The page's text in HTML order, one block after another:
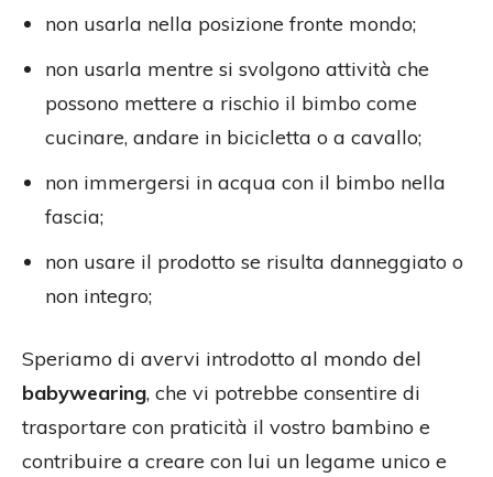
non usarla nella posizione fronte mondo;
non usarla mentre si svolgono attività che
possono mettere a rischio il bimbo come
cucinare, andare in bicicletta o a cavallo;
non immergersi in acqua con il bimbo nella
fascia;
non usare il prodotto se risulta danneggiato o
non integro;
Speriamo di avervi introdotto al mondo del
babywearing, che vi potrebbe consentire di
trasportare con praticità il vostro bambino e
contribuire a creare con lui un legame unico e